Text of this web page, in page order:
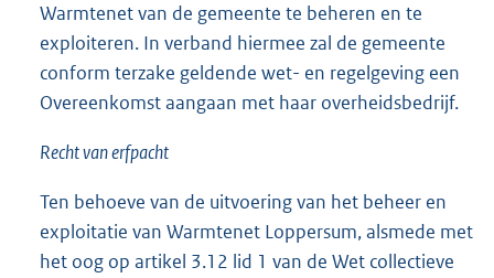
Warmtenet van de gemeente te beheren en te
exploiteren. In verband hiermee zal de gemeente
conform terzake geldende wet- en regelgeving een
Overeenkomst aangaan met haar overheidsbedrijf.
Recht van erfpacht
Ten behoeve van de uitvoering van het beheer en
exploitatie van Warmtenet Loppersum, alsmede met
het oog op artikel 3.12 lid 1 van de Wet collectieve